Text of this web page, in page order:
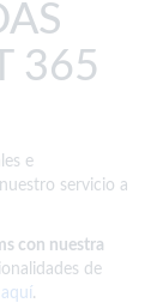
365
e
servicio a
con nuestra
de
aquí.